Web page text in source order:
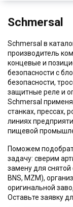
Schmersal
Schmersal в
производитель
концевые и
безопасности с
безопасности,
защитные реле и
Schmersal
станках, прессах,
линиях
пищевой
Поможем
задачу: сверим
замену для
BNS, MZM),
оригинальной
Оставьте заявку